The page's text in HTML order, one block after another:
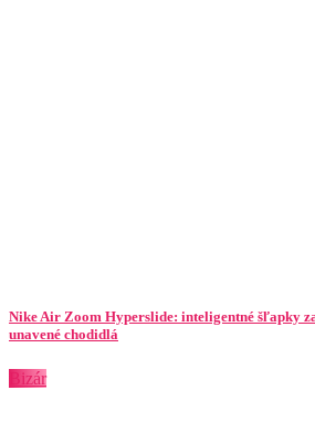
Nike Air Zoom Hyperslide: inteligentné šľapky
unavené chodidlá
Bizár